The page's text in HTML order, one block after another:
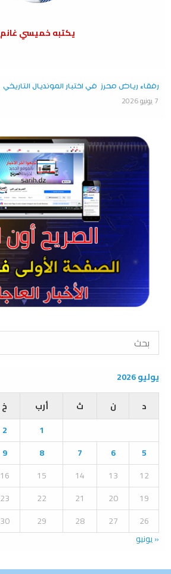
يكتبه خميسي غانم
رفقاء رياض محرز في اختبار المونديال التاريخي
7 يونيو 2026
r
r
يوليو 2026
د
ن ث أرب خ
1
2
5
6
7
8
9
12
13
14
15
16
19
20
21
22
23
26
27
28
29
30
« يونيو